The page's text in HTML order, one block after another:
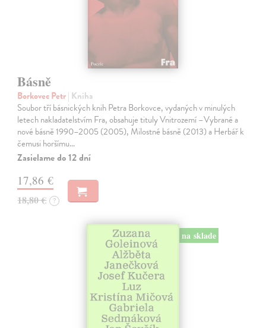
Básně
Borkovec Petr| Kniha
Soubor tří básnických knih Petra Borkovce, vydaných v minulých
letech nakladatelstvím Fra, obsahuje tituly Vnitrozemí –Vybrané a
nové básně 1990–2005 (2005), Milostné básně (2013) a Herbář k
čemusi horšímu…
Zasielame do 12 dní
17,86 €
18,80 € ?
na sklade